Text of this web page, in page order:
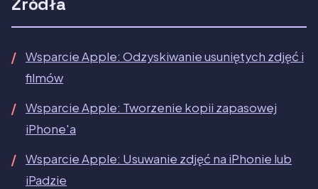
Wsparcie Apple: Odzyskiwanie usuniętych zdjęć i
filmów
Wsparcie Apple: Tworzenie kopii zapasowej
iPhone'a
Wsparcie Apple: Usuwanie zdjęć na iPhonie lub
iPadzie